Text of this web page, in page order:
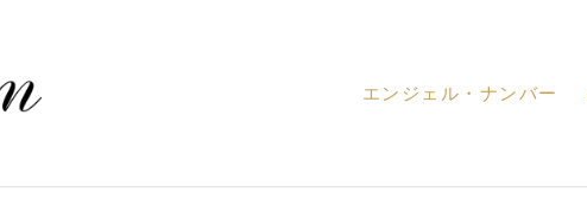
エンジェル・ナンバー